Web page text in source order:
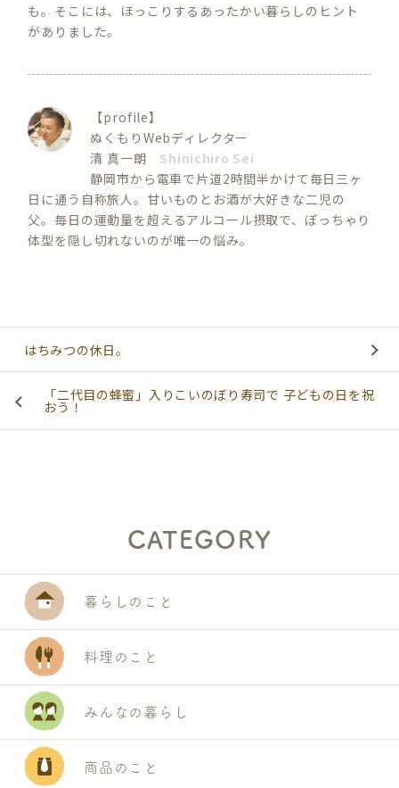
も。そこには、ほっこりするあったかい暮らしのヒント
がありました。
【profile】
ぬくもりWebディレクター
清 真一朗 Shinichiro Sei
静岡市から電車で片道2時間半かけて毎日三ヶ
日に通う自称旅人。甘いものとお酒が大好きな二児の
父。毎日の運動量を超えるアルコール摂取で、ぽっちゃり
体型を隠し切れないのが唯一の悩み。
はちみつの休日。
「二代目の蜂蜜」入りこいのぼり寿司で 子どもの日を祝
おう！
CATEGORY
暮らしのこと
料理のこと
みんなの暮らし
商品のこと